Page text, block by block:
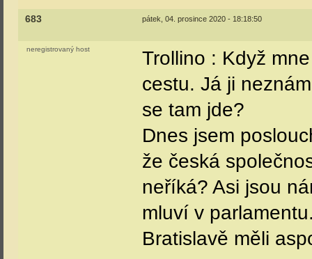
683 pátek, 04. prosince 2020 - 18:18:50
neregistrovaný host
Trollino : Když
cestu. Já ji
se tam jde?
Dnes jsem
že česká
neříká? Asi jsou
mluví v
Bratislavě měli